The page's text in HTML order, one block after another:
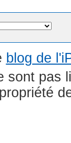
blog de
sont pas